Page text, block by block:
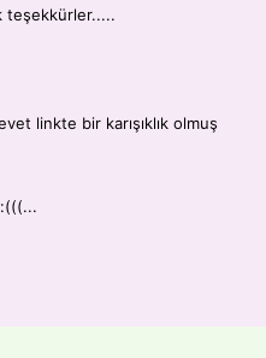
teşekkürler.....
linkte bir karışıklık olmuş